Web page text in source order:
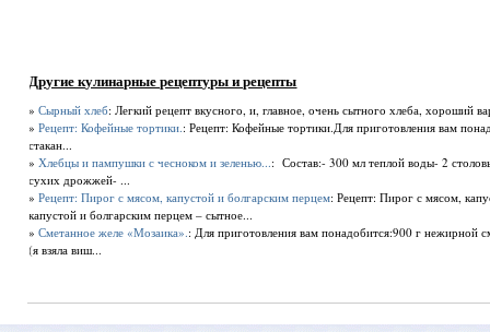
Другие кулинарные рецептуры и рецепты
»Сырный хлеб: Легкий рецепт вкусного, и, главное, очень сытного хлеба, хороший
»Рецепт: Кофейные тортики. : Рецепт: Кофейные тортики.Для приготовления вам
стакан...
»Хлебцы и пампушки с чесноком и зеленью... : Состав:- 300 мл теплой воды- 2
сухих дрожжей- ...
»Рецепт: Пирог с мясом, капустой и болгарским перцем: Рецепт: Пирог с мясом,
капустой и болгарским перцем – сытное...
»Сметанное желе «Мозаика». : Для приготовления вам понадобится:900 г нежирной
(я взяла виш...